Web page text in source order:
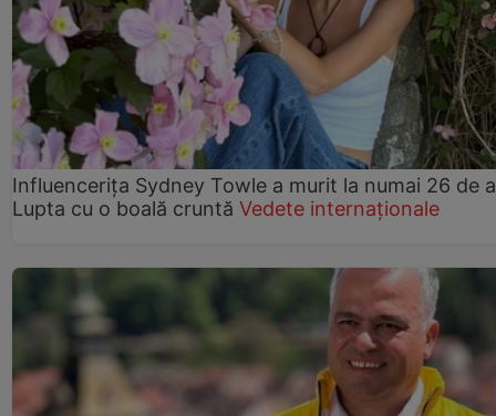
Influencerița Sydney Towle a murit la numai 26 de
Lupta cu o boală cruntă Vedete internaționale